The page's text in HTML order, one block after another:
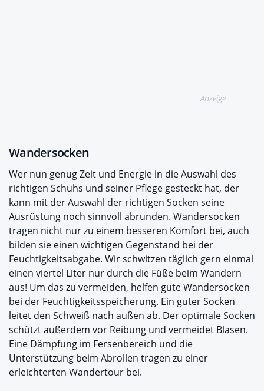
Anzeige
Wandersocken
Wer nun genug Zeit und Energie in die Auswahl des
richtigen Schuhs und seiner Pflege gesteckt hat, der
kann mit der Auswahl der richtigen Socken seine
Ausrüstung noch sinnvoll abrunden. Wandersocken
tragen nicht nur zu einem besseren Komfort bei, auch
bilden sie einen wichtigen Gegenstand bei der
Feuchtigkeitsabgabe. Wir schwitzen täglich gern einmal
einen viertel Liter nur durch die Füße beim Wandern
aus! Um das zu vermeiden, helfen gute Wandersocken
bei der Feuchtigkeitsspeicherung. Ein guter Socken
leitet den Schweiß nach außen ab. Der optimale Socken
schützt außerdem vor Reibung und vermeidet Blasen.
Eine Dämpfung im Fersenbereich und die
Unterstützung beim Abrollen tragen zu einer
erleichterten Wandertour bei.